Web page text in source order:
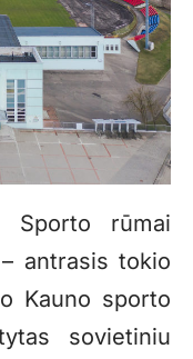
Sporto rūmai
antrasis tokio
Kauno sporto
sovietiniu